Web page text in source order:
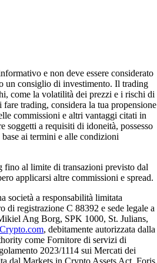
e non deve essere considerato
un consiglio di investimento. Il trading
come la volatilità dei prezzi e i rischi di
trading, considera la tua propensione
commissioni e altri vantaggi citati in
soggetti a requisiti di idoneità, possesso
ai termini e alle condizioni
al limite di transazioni previsto dal
applicarsi altre commissioni e spread.
a responsabilità limitata
di registrazione C 88392 e sede legale a
Ang Borg, SPK 1000, St. Julians,
Crypto.com, debitamente autorizzata dalla
come Fornitore di servizi di
2023/1114 sui Mercati dei
dal Markets in Crypto Assets Act. Foris